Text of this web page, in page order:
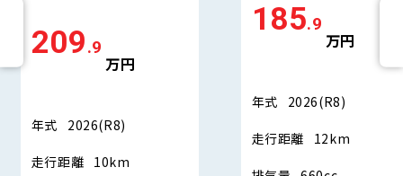
209.9
万円
年式 2026(R8)
走行距離 10km
185.9
万円
年式 2026(R8)
走行距離 12km